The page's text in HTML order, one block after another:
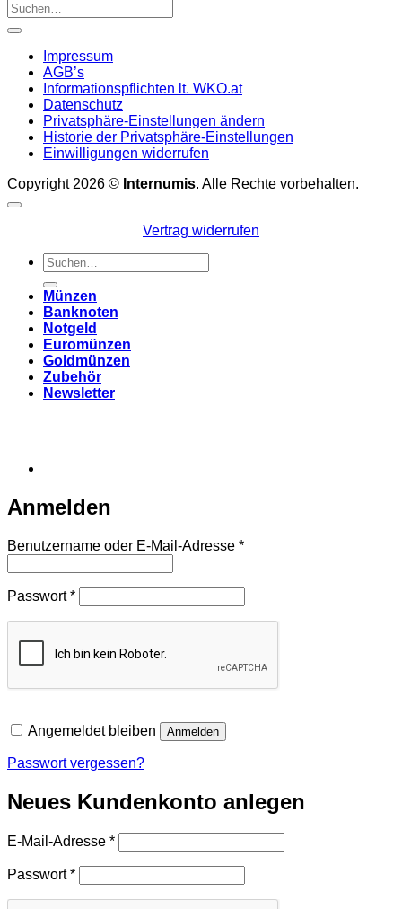
Impressum
AGB’s
Informationspflichten lt. WKO.at
Datenschutz
Privatsphäre-Einstellungen ändern
Historie der Privatsphäre-Einstellungen
Einwilligungen widerrufen
Copyright 2026 © Internumis. Alle Rechte vorbehalten.
Vertrag widerrufen
Suchen
nach:
Münzen
Banknoten
Notgeld
Euromünzen
Goldmünzen
Zubehör
Newsletter
Anmelden
Benutzername oder E-Mail-Adresse *Erforderlich
Passwort*Erforderlich
Angemeldet bleiben Anmelden
Passwort vergessen?
Neues Kundenkonto anlegen
E-Mail-Adresse *Erforderlich
Passwort*Erforderlich